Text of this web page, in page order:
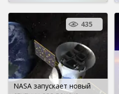
NASA запускает новый
435